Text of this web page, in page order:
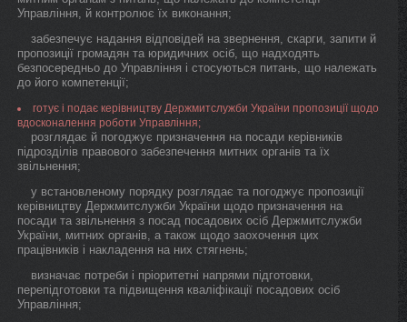
Управління, й контролює їх виконання;
забезпечує надання відповідей на звернення, скарги, запити й
пропозиції громадян та юридичних осіб, що надходять
безпосередньо до Управління і стосуються питань, що належать
до його компетенції;
готує і подає керівництву Держмитслужби України пропозиції щодо
вдосконалення роботи Управління;
розглядає й погоджує призначення на посади керівників
підрозділів правового забезпечення митних органів та їх
звільнення;
у встановленому порядку розглядає та погоджує пропозиції
керівництву Держмитслужби України щодо призначення на
посади та звільнення з посад посадових осіб Держмитслужби
України, митних органів, а також щодо заохочення цих
працівників і накладення на них стягнень;
визначає потреби і пріоритетні напрями підготовки,
перепідготовки та підвищення кваліфікації посадових осіб
Управління;